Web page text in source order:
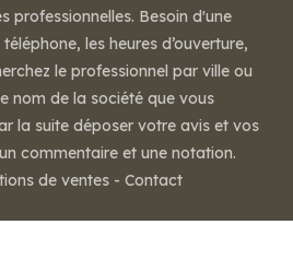
professionnelles. Besoin d'une
les heures d’ouverture,
le professionnel par ville ou
nom de la société que vous
la suite déposer votre avis et vos
commentaire et une notation.
de ventes - Contact